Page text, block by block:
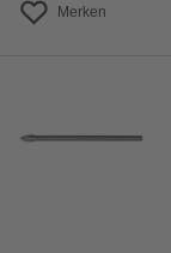
Merken